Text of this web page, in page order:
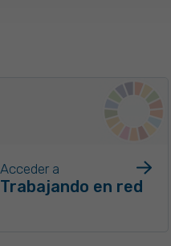
Acceder a
Trabajando en red